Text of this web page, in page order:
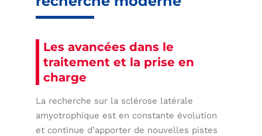
Les avancées dans le
traitement et la prise en
charge
La recherche sur la sclérose latérale
amyotrophique est en constante évolution
et continue d’apporter de nouvelles pistes